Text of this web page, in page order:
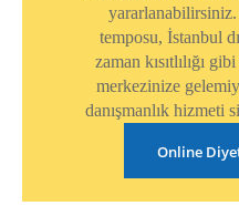
temposu, İstanbul
zaman kısıtlılığı
merkezinize
danışmanlık hizmeti
Online